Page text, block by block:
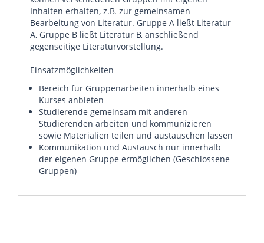
Inhalten erhalten, z.B. zur gemeinsamen
Bearbeitung von Literatur. Gruppe A ließt Literatur
A, Gruppe B ließt Literatur B, anschließend
gegenseitige Literaturvorstellung.
Einsatzmöglichkeiten
Bereich für Gruppenarbeiten innerhalb eines
Kurses anbieten
Studierende gemeinsam mit anderen
Studierenden arbeiten und kommunizieren
sowie Materialien teilen und austauschen lassen
Kommunikation und Austausch nur innerhalb
der eigenen Gruppe ermöglichen (Geschlossene
Gruppen)